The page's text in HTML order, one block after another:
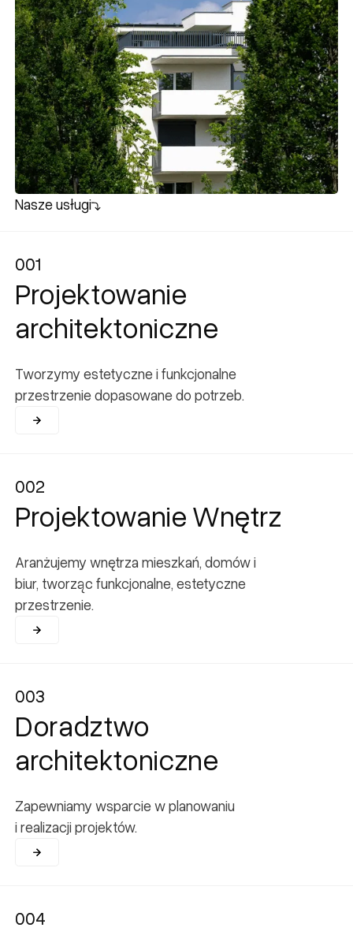
Nasze usługi
001
001
Projektowanie
architektoniczne
Tworzymy estetyczne i funkcjonalne
przestrzenie dopasowane do potrzeb.
002
002
Projektowanie Wnętrz
Aranżujemy wnętrza mieszkań, domów i
biur, tworząc funkcjonalne, estetyczne
przestrzenie.
003
003
Doradztwo
architektoniczne
Zapewniamy wsparcie w planowaniu
i realizacji projektów.
004
004